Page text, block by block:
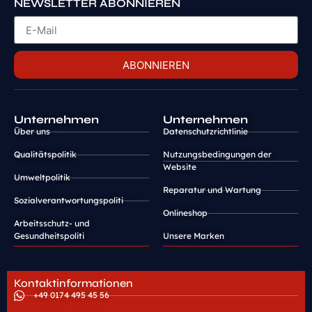
NEWSLETTER ABONNIEREN
ABONNIEREN
Unternehmen
Über uns
Qualitätspolitik
Umweltpolitik
Sozialverantwortungspoliti
Arbeitsschutz- und
Gesundheitspoliti
Unternehmen
Datenschutzrichtlinie
Nutzungsbedingungen der
Website
Reparatur und Wartung
Onlineshop
Unsere Marken
Kontaktinformationen
+49 0174 495 45 56